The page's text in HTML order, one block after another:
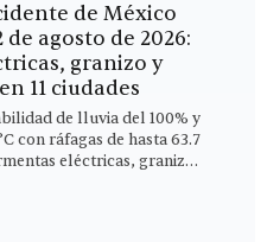
de México
agosto de 2026:
granizo y
11 ciudades
de lluvia del 100% y
con ráfagas de hasta 63.7
eléctricas, granizo
toda la región este